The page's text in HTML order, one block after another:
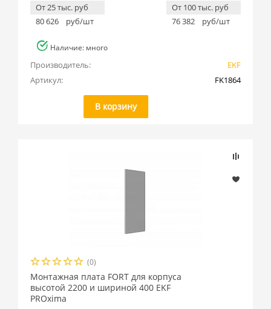
От 25 тыс. руб
80 626
руб/шт
От 100 тыс. руб
76 382
руб/шт
Наличие: много
Производитель:
EKF
Артикул:
FK1864
В корзину
(0)
Монтажная плата FORT для корпуса
высотой 2200 и шириной 400 EKF
PROxima